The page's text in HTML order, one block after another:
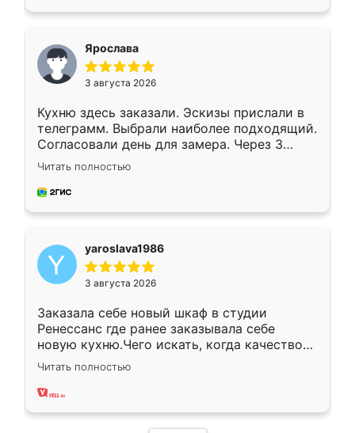
Ярослава
3 августа 2026
Кухню здесь заказали. Эскизы прислали в
телеграмм. Выбрали наиболее подходящий.
Согласовали день для замера. Через 3
недели кухня была уже готова. Остались
довольны работой. Спасибо Ренессанс
мебель за качественную работу!
Читать полностью
yaroslava1986
3 августа 2026
Заказала себе новый шкаф в студии
Ренессанс где ранее заказывала себе
новую кухню.Чего искать, когда качеством
вполне довольна. Служит кухня уже почти
два года, нареканий нет.
Читать полностью